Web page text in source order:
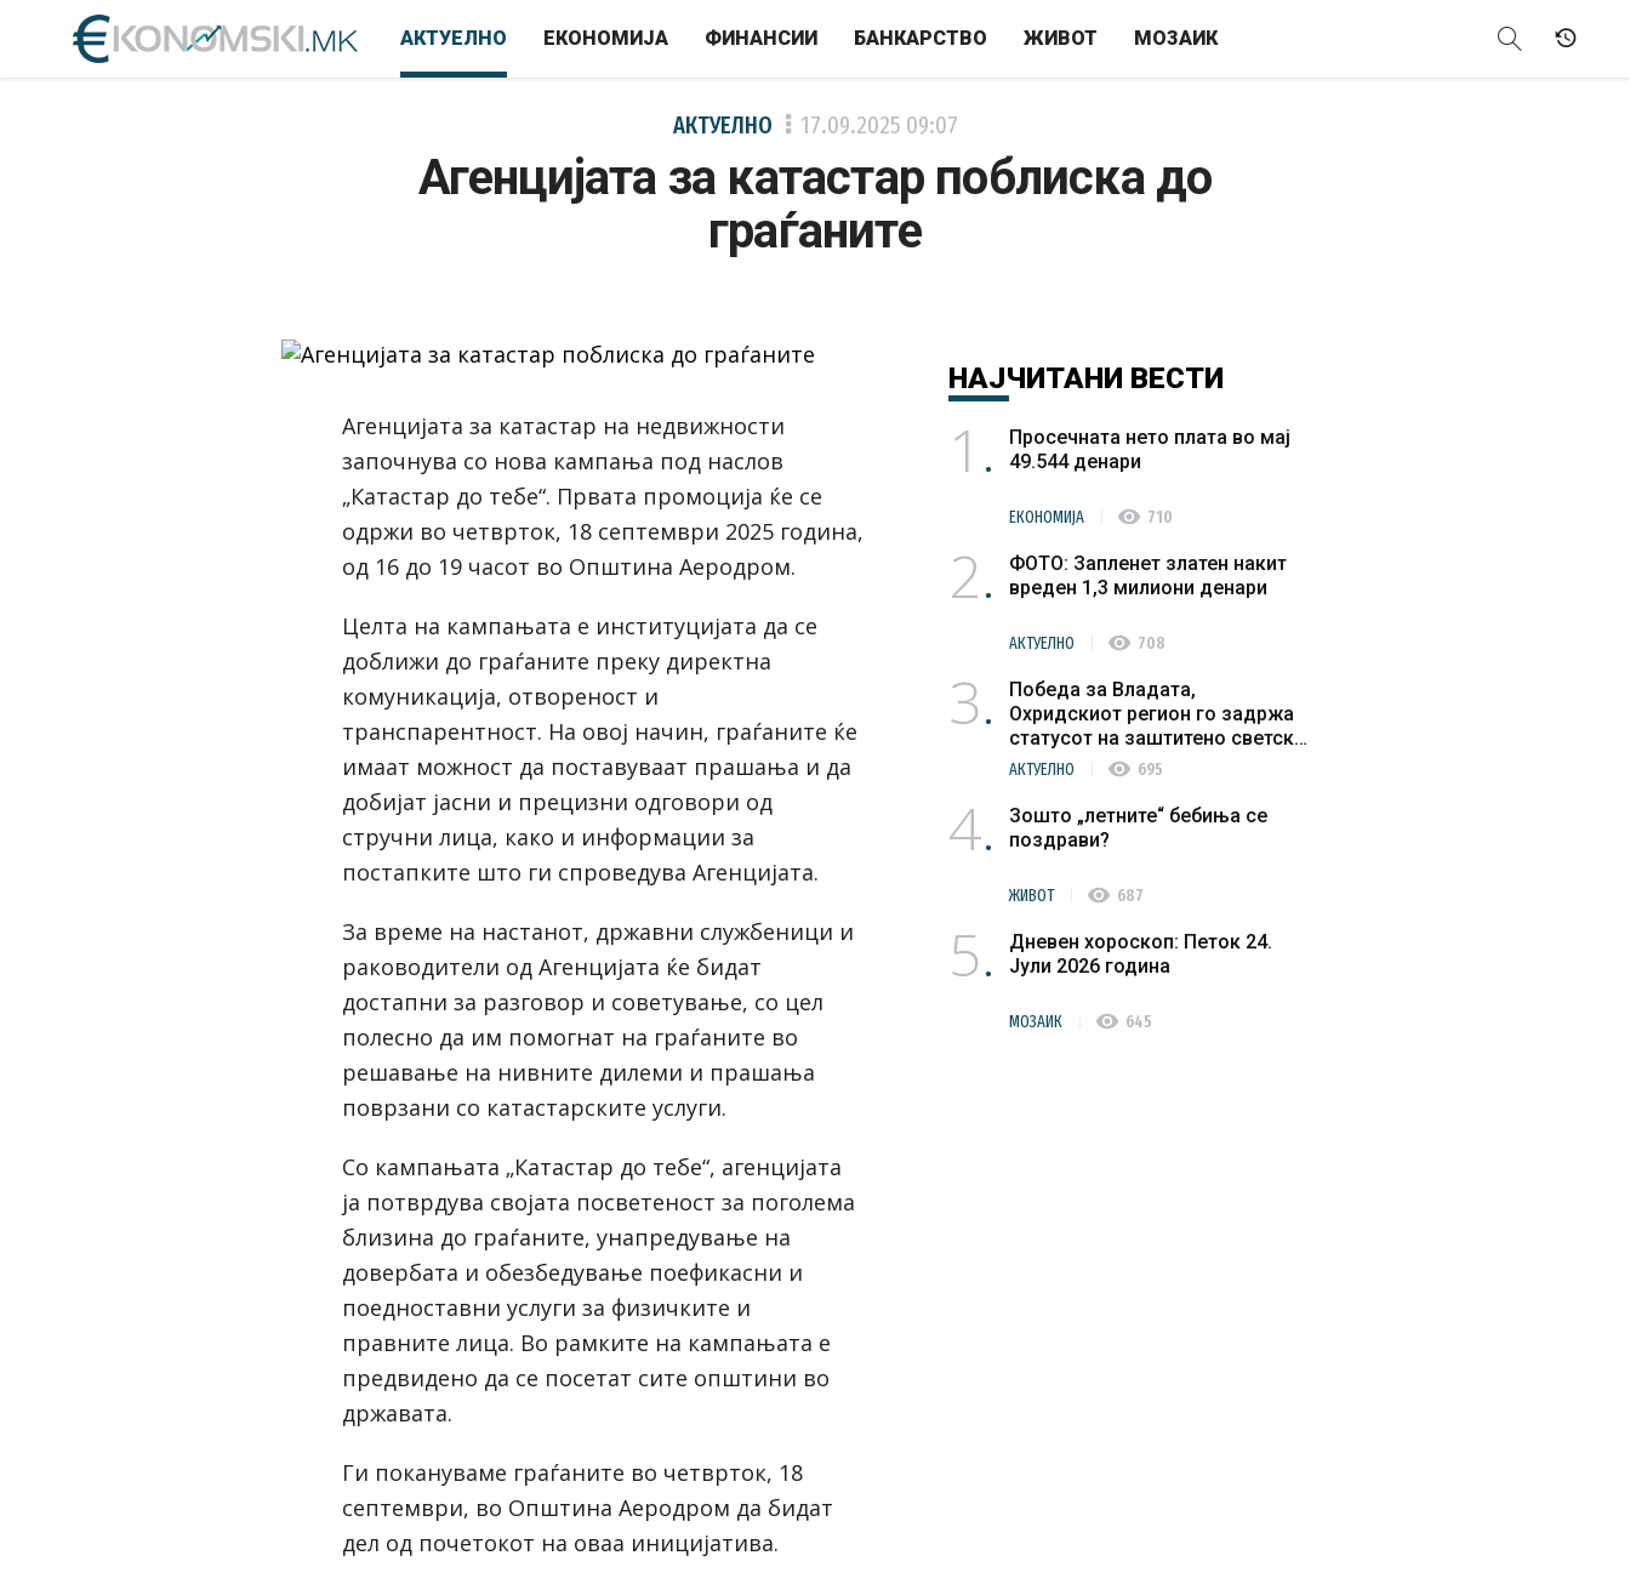
АКТУЕЛНО ЕКОНОМИЈА ФИНАНСИИ БАНКАРСТВО ЖИВОТ МОЗАИК
АКТУЕЛНО 17.09.2025 09:07
Агенцијата за катастар поблиска до
граѓаните
Агенцијата за катастар на недвижности
започнува со нова кампања под наслов
„Катастар до тебе“. Првата промоција ќе се
одржи во четврток, 18 септември 2025 година,
од 16 до 19 часот во Општина Аеродром.
Целта на кампањата е институцијата да се
доближи до граѓаните преку директна
комуникација, отвореност и
транспарентност. На овој начин, граѓаните ќе
имаат можност да поставуваат прашања и да
добијат јасни и прецизни одговори од
стручни лица, како и информации за
постапките што ги спроведува Агенцијата.
За време на настанот, државни службеници и
раководители од Агенцијата ќе бидат
достапни за разговор и советување, со цел
полесно да им помогнат на граѓаните во
решавање на нивните дилеми и прашања
поврзани со катастарските услуги.
Со кампањата „Катастар до тебе“, агенцијата
ја потврдува својата посветеност за поголема
близина до граѓаните, унапредување на
довербата и обезбедување поефикасни и
поедноставни услуги за физичките и
правните лица. Во рамките на кампањата е
предвидено да се посетат сите општини во
државата.
Ги покануваме граѓаните во четврток, 18
септември, во Општина Аеродром да бидат
дел од почетокот на оваа иницијатива.
НАЈЧИТАНИ ВЕСТИ
1
Просечната нето плата во мај
49.544 денари
ЕКОНОМИЈА visibility 710
2
ФОТО: Запленет златен накит
вреден 1,3 милиони денари
АКТУЕЛНО visibility 708
3
Победа за Владата,
Охридскиот регион го задржа
статусот на заштитено светско
културно наследство
АКТУЕЛНО visibility 695
4
Зошто „летните“ бебиња се
поздрави?
ЖИВОТ visibility 687
5
Дневен хороскоп: Петок 24.
Јули 2026 година
МОЗАИК visibility 645